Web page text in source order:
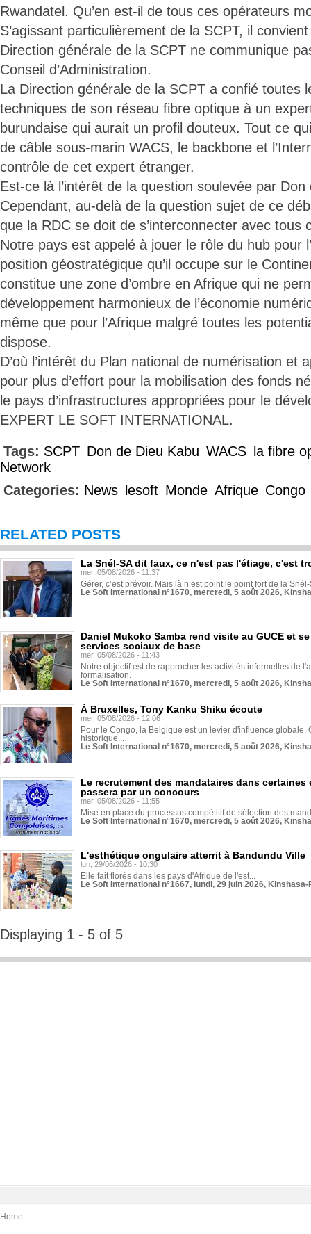
Rwandatel. Qu’en est-il de tous ces opérateurs
S’agissant particulièrement de la SCPT, il
Direction générale de la SCPT ne communique
Conseil d’Administration.
La Direction générale de la SCPT a confié toutes
techniques de son réseau fibre optique à un
burundaise qui aurait un profil douteux. Tout ce
de câble sous-marin WACS, le backbone et
contrôle de cet expert étranger.
Est-ce là l’intérêt de la question soulevée par
Cependant, au-delà de la question sujet de ce
que la RDC se doit de s’interconnecter avec tous
Notre pays est appelé à jouer le rôle du hub pour
position géostratégique qu’il occupe sur le
constitue une zone d’ombre en Afrique qui ne
développement harmonieux de l’économie
même que pour l’Afrique malgré toutes les
dispose.
D’où l’intérêt du Plan national de numérisation et
pour plus d’effort pour la mobilisation des fonds
le pays d’infrastructures appropriées pour le
EXPERT LE SOFT INTERNATIONAL.
Tags: SCPT Don de Dieu Kabu WACS
la fibre
Network
Categories: News lesoft Monde Afrique Congo
RELATED POSTS
La Snél-SA dit faux, ce n'est pas l'étiage, c'est
mer, 05/08/2026 - 11:37
Gérer, c’est prévoir. Mais là n’est point le point fort de la
Le Soft International n°1670, mercredi, 5 août 2026,
Daniel Mukoko Samba rend visite au GUCE et
services sociaux de base
mer, 05/08/2026 - 11:43
Notre objectif est de rapprocher les activités informelles de
formalisation.
Le Soft International n°1670, mercredi, 5 août 2026,
À Bruxelles, Tony Kanku Shiku écoute
mer, 05/08/2026 - 12:06
Pour le Congo, la Belgique est un levier d'influence globale.
historique...
Le Soft International n°1670, mercredi, 5 août 2026,
Le recrutement des mandataires dans
passera par un concours
mer, 05/08/2026 - 11:55
Mise en place du processus compétitif de sélection des
Le Soft International n°1670, mercredi, 5 août 2026,
L'esthétique ongulaire atterrit à Bandundu Ville
lun, 29/06/2026 - 10:30
Elle fait florès dans les pays d'Afrique de l'est...
Le Soft International n°1667, lundi, 29 juin 2026,
Displaying 1 - 5 of 5
Home